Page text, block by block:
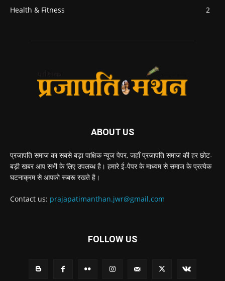
Health & Fitness
2
ABOUT US
प्रजापति समाज का सबसे बड़ा पाक्षिक न्यूज पेपर, जहाँ प्रजापति समाज की हर छोट-
बड़ी खबर आप सभी के लिए उपलब्ध है। हमारे ई-पेपर के माध्यम से समाज के प्रत्येक
घटनाक्रम से आपको रूबरू रखते है।
Contact us: prajapatimanthan.jwr@gmail.com
FOLLOW US